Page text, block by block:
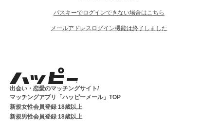
パスキーでログインできない場合はこちら
メールアドレスログイン機能は終了しました
出会い・恋愛のマッチングサイト/
マッチングアプリ「ハッピーメール」TOP
新規女性会員登録 18歳以上
新規男性会員登録 18歳以上